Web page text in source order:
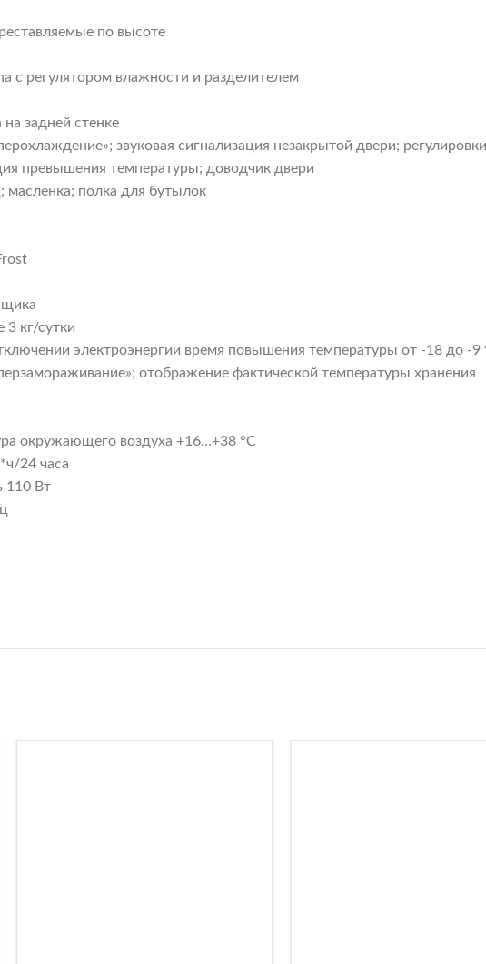
по высоте
регулятором влажности и разделителем
задней стенке
звуковая сигнализация незакрытой двери;
превышения температуры; доводчик двери
полка для бутылок
кг/сутки
электроэнергии время повышения температуры от -18 до -9
отображение фактической температуры хранения
окружающего воздуха +16…+38 °C
24 часа
110 Вт